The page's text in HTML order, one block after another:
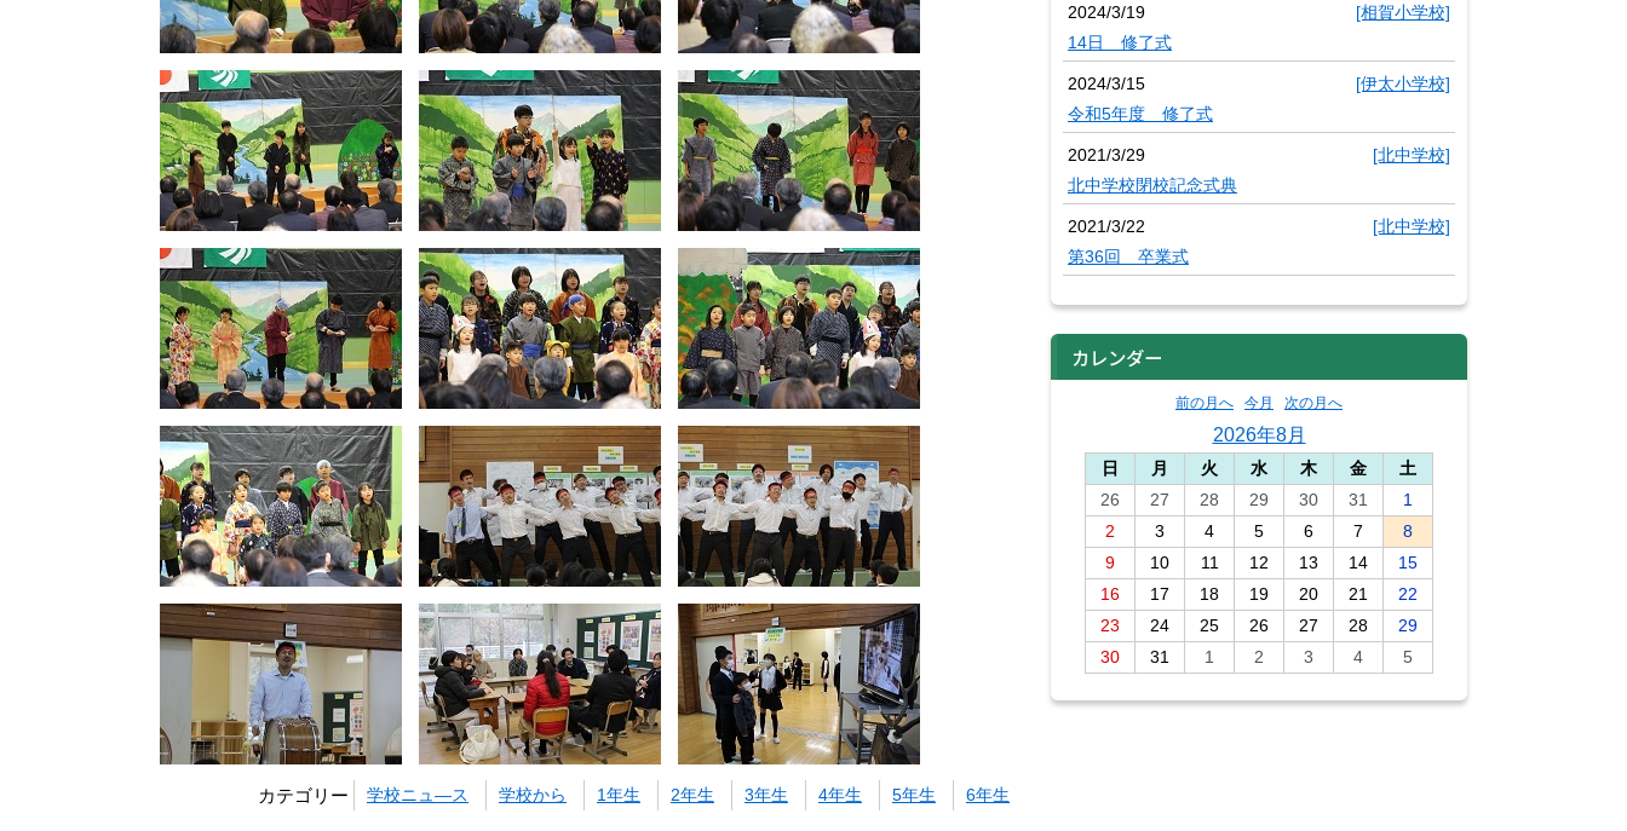
カテゴリー 学校ニュ―ス 学校から 1年生 2年生 3年生 4年生 5年生 6年生
2024/3/19
[相賀小学校]
14日 修了式
2024/3/15
[伊太小学校]
令和5年度 修了式
2021/3/29
[北中学校]
北中学校閉校記念式典
2021/3/22
[北中学校]
第36回 卒業式
カレンダー
前の月へ 今月 次の月へ
2026年8月
日 月 火 水 木 金
土
26
27 28 29 30 31
1
2
3 4 5 6 7
8
9
10 11 12 13 14
15
16
17 18 19 20 21
22
23
24 25 26 27 28
29
30
31 1 2 3 4 5